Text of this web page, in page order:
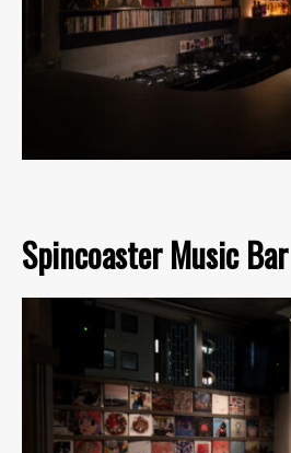
Spincoaster Music